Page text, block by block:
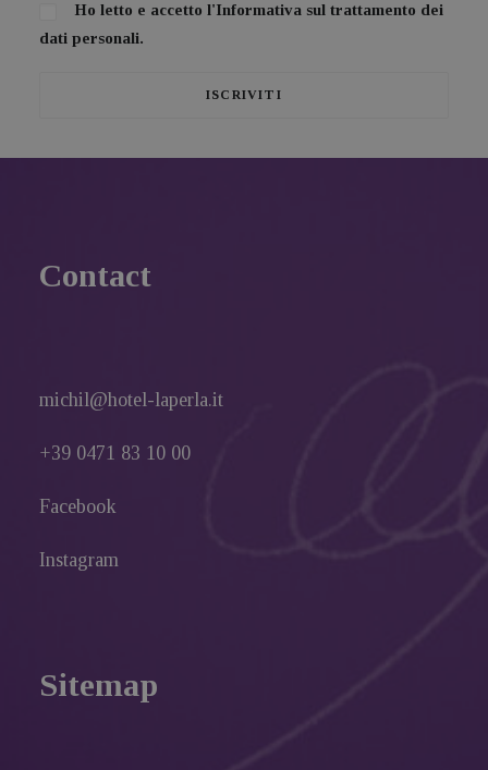
Ho letto e accetto l'Informativa sul trattamento dei
dati personali.
Contact
michil@hotel-laperla.it
+39 0471 83 10 00
Facebook
Instagram
Sitemap